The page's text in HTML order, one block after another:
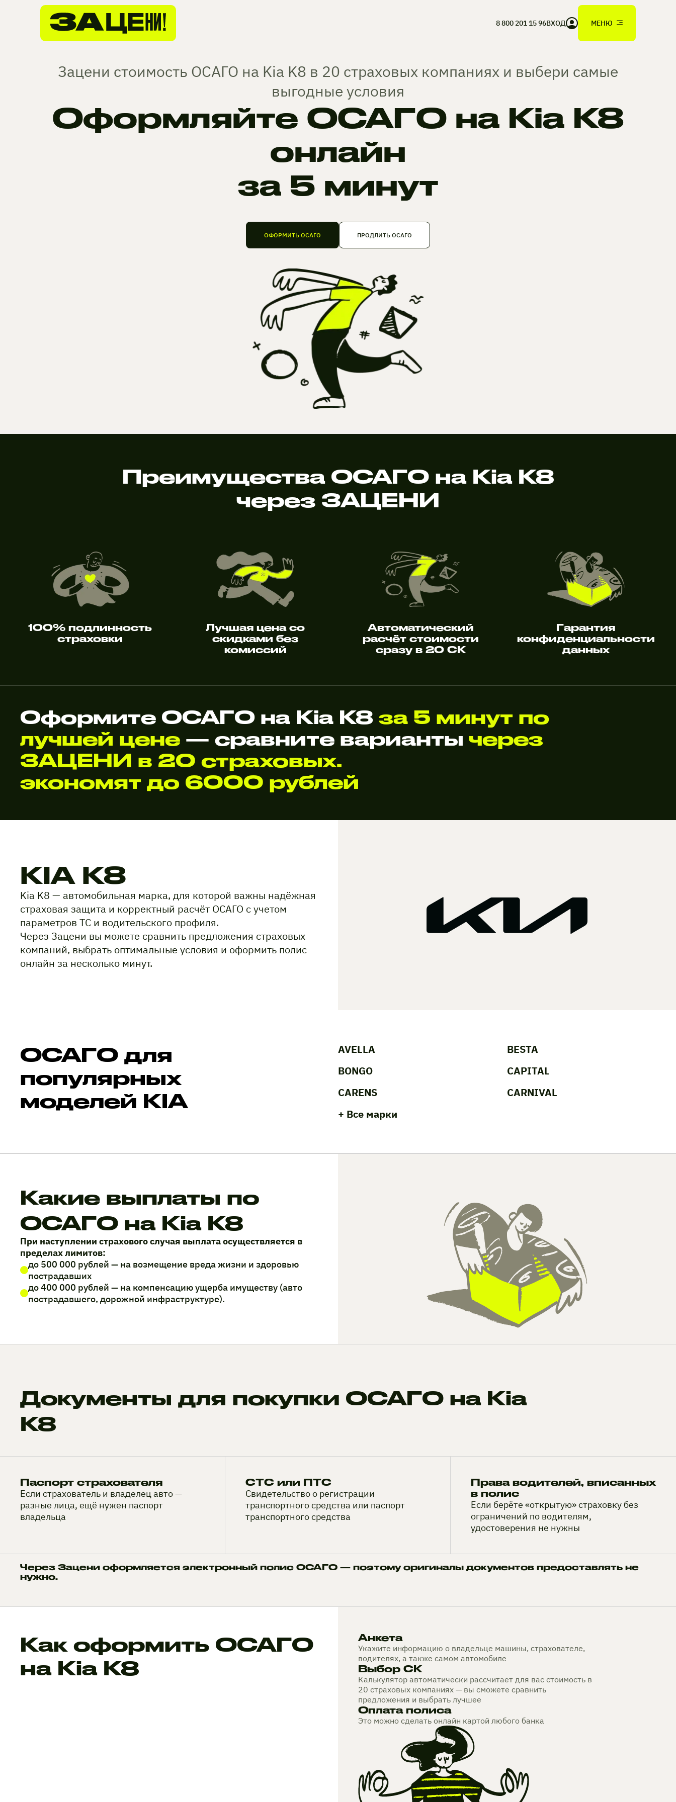
8 800 201 15 96ВХОД МЕНЮ
Зацени стоимость ОСАГО на Kia K8 в 20 страховых компаниях и выбери самые
выгодные условия
Оформляйте ОСАГО на Kia K8
онлайн
за 5 минут
ОФОРМИТЬ ОСАГО ПРОДЛИТЬ ОСАГО
Преимущества ОСАГО на Kia K8
через ЗАЦЕНИ
100% подлинность
страховки
Лучшая цена со
скидками без
комиссий
Автоматический
расчёт стоимости
сразу в 20 СК
Гарантия
конфиденциальности
данных
Оформите ОСАГО на Kia K8 за 5 минут по
лучшей цене — сравните варианты через
ЗАЦЕНИ в 20 страховых.
экономят до 6000 рублей
KIA K8
Kia K8 — автомобильная марка, для которой важны надёжная
страховая защита и корректный расчёт ОСАГО с учетом
параметров ТС и водительского профиля.
Через Зацени вы можете сравнить предложения страховых
компаний, выбрать оптимальные условия и оформить полис
онлайн за несколько минут.
ОСАГО для
популярных
моделей KIA
AVELLA
BESTA
BONGO
CAPITAL
CARENS
CARNIVAL
+ Все марки
Какие выплаты по
ОСАГО на Kia K8
При наступлении страхового случая выплата осуществляется в
пределах лимитов:
до 500 000 рублей — на возмещение вреда жизни и здоровью
пострадавших
до 400 000 рублей — на компенсацию ущерба имуществу (авто
пострадавшего, дорожной инфраструктуре).
Документы для покупки ОСАГО на Kia
K8
Паспорт страхователя
Если страхователь и владелец авто —
разные лица, ещё нужен паспорт
владельца
СТС или ПТС
Свидетельство о регистрации
транспортного средства или паспорт
транспортного средства
Права водителей, вписанных
в полис
Если берёте «открытую» страховку без
ограничений по водителям,
удостоверения не нужны
Через Зацени оформляется электронный полис ОСАГО — поэтому оригиналы документов предоставлять не
нужно.
Как оформить ОСАГО
на Kia K8
Анкета
Укажите информацию о владельце машины, страхователе,
водителях, а также самом автомобиле
Выбор СК
Калькулятор автоматически рассчитает для вас стоимость в
20 страховых компаниях — вы сможете сравнить
предложения и выбрать лучшее
Оплата полиса
Это можно сделать онлайн картой любого банка